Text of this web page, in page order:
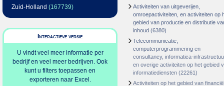
Zuid-Holland (167739)
Interactieve versie
U vindt veel meer informatie per
bedrijf en veel meer bedrijven. Ook
kunt u filters toepassen en
exporteren naar Excel.
Activiteiten van uitgeverijen,
omroepactiviteiten, en activiteiten op
gebied van productie en distributie
inhoud (6380)
Telecommunicatie,
computerprogrammering en
consultancy, informatica-
en overige activiteiten op het gebied
informatiediensten (22261)
Activiteiten op het gebied van